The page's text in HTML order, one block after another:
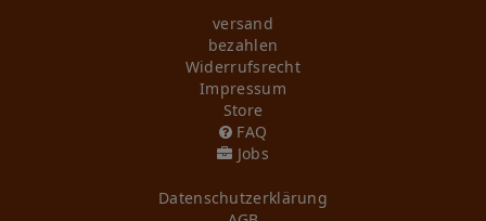
versand
bezahlen
Widerrufs­recht
Impressum
Store
FAQ
Jobs
Daten­schutz­erklärung